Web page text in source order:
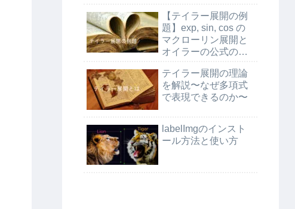
【テイラー展開の例
題】exp, sin, cos の
マクローリン展開と
オイラーの公式の証
テイラー展開の理論
を解説〜なぜ多項式
で表現できるのか〜
labelImgのインスト
ール方法と使い方